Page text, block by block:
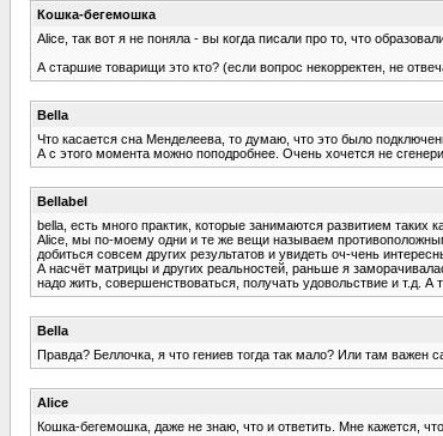
Кошка-бегемошка
Alice, так вот я не поняла - вы когда писали про то, что
А старшие товарищи это кто? (если вопрос некорректен, не
Bella
Что касается сна Менделеева, то думаю, что это было
А с этого момента можно поподробнее. Очень хочется не
Bellabel
bella, есть много практик, которые занимаются развитием таких
Alice, мы по-моему одни и те же вещи называем
добиться совсем других результатов и увидеть оч-чень
А насчёт матрицы и других реальностей, раньше я
надо жить, совершенствоваться, получать удовольствие и т.д.
Bella
Правда? Беллочка, я что гениев тогда так мало? Или там важен
Alice
Кошка-бегемошка, даже не знаю, что и ответить. Мне кажется,